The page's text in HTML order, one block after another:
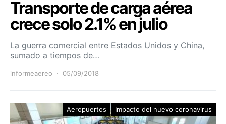
Transporte de carga aérea
crece solo 2.1% en julio
La guerra comercial entre Estados Unidos y China,
sumado a tiempos de…
informeaereo 05/09/2018
Aeropuertos Impacto del nuevo coronavirus